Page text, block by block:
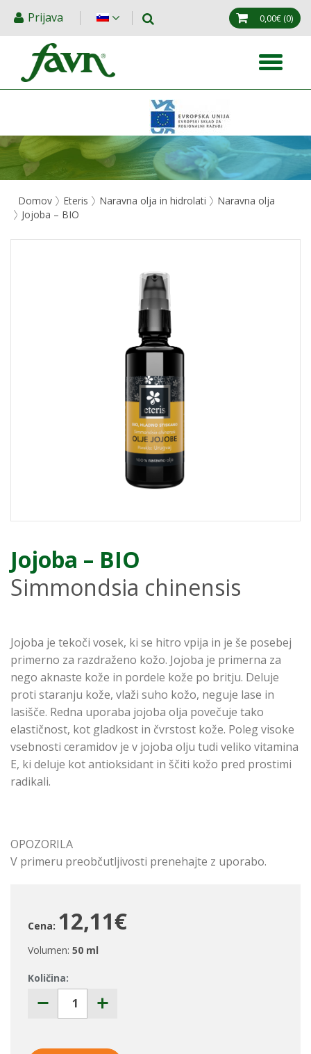
Prijava 0,00€(0)
Domov Eteris Naravna olja in hidrolati
Naravna olja
Jojoba – BIO
Jojoba – BIO
Simmondsia chinensis
Jojoba je tekoči vosek, ki se hitro vpija in je še posebej
primerno za razdraženo kožo. Jojoba je primerna za
nego aknaste kože in pordele kože po britju. Deluje
proti staranju kože, vlaži suho kožo, neguje lase in
lasišče. Redna uporaba jojoba olja povečuje tako
elastičnost, kot gladkost in čvrstost kože. Poleg visoke
vsebnosti ceramidov je v jojoba olju tudi veliko vitamina
E, ki deluje kot antioksidant in ščiti kožo pred prostimi
radikali.
OPOZORILA
V primeru preobčutljivosti prenehajte z uporabo.
Cena: 12,11€
Volumen: 50 ml
Količina: